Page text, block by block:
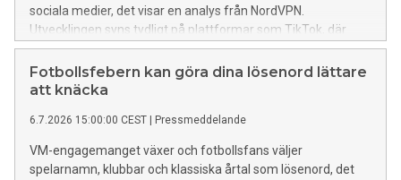
sociala medier, det visar en analys från NordVPN.
Utvecklingen syns tydligt på plattformar som TikTok, där
innehåll kopplat till exempelvis hudvård används för att locka
till konsumtion.
Fotbollsfebern kan göra dina lösenord lättare
att knäcka
6.7.2026 15:00:00 CEST Pressmeddelande
VM-engagemanget växer och fotbollsfans väljer
spelarnamn, klubbar och klassiska årtal som lösenord, det